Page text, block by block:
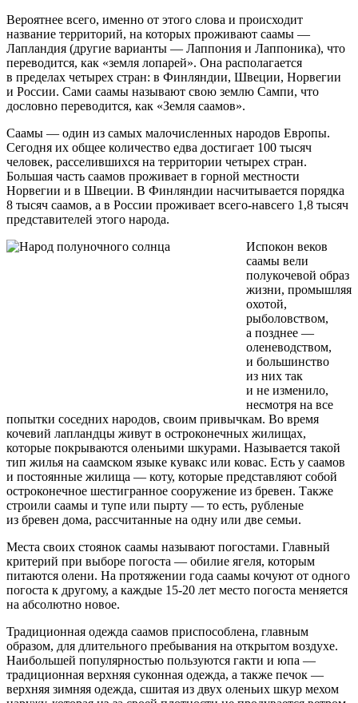
Вероятнее всего, именно от этого слова и происходит
название территорий, на которых проживают саамы —
Лапландия (другие варианты — Лаппония и Лаппоника), что
переводится, как «земля лопарей». Она располагается
в пределах четырех стран: в Финляндии, Швеции, Норвегии
и России. Сами саамы называют свою землю Сампи, что
дословно переводится, как «Земля саамов».
Саамы — один из самых малочисленных народов Европы.
Сегодня их общее количество едва достигает 100 тысяч
человек, расселившихся на территории четырех стран.
Большая часть саамов проживает в горной местности
Норвегии и в Швеции. В Финляндии насчитывается порядка
8 тысяч саамов, а в России проживает всего-навсего 1,8 тысяч
представителей этого народа.
Испокон веков
саамы вели
полукочевой образ
жизни, промышляя
охотой,
рыболовством,
а позднее —
оленеводством,
и большинство
из них так
и не изменило,
несмотря на все
попытки соседних народов, своим привычкам. Во время
кочевий лапландцы живут в остроконечных жилищах,
которые покрываются оленьими шкурами. Называется такой
тип жилья на саамском языке кувакс или ковас. Есть у саамов
и постоянные жилища — коту, которые представляют собой
остроконечное шестигранное сооружение из бревен. Также
строили саамы и тупе или пырту — то есть, рубленые
из бревен дома, рассчитанные на одну или две семьи.
Места своих стоянок саамы называют погостами. Главный
критерий при выборе погоста — обилие ягеля, которым
питаются олени. На протяжении года саамы кочуют от одного
погоста к другому, а каждые 15-20 лет место погоста меняется
на абсолютно новое.
Традиционная одежда саамов приспособлена, главным
образом, для длительного пребывания на открытом воздухе.
Наибольшей популярностью пользуются гакти и юпа —
традиционная верхняя суконная одежда, а также печок —
верхняя зимняя одежда, сшитая из двух оленьих шкур мехом